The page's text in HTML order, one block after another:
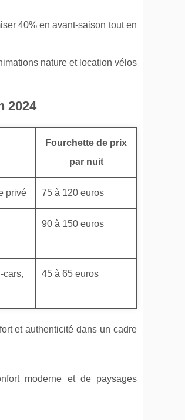
40% en avant-saison tout en
nature et location vélos
2024
Fourchette de prix
par nuit
privé 75 à 120 euros
90 à 150 euros
cars,
45 à 65 euros
et authenticité dans un cadre
moderne et de paysages